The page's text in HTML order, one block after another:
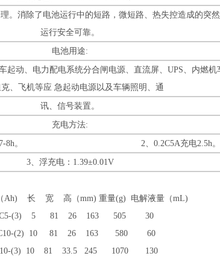
。消除了电池运行中的短路，微短路、热失控造成的突
运行安全可靠。
电池用途:
起动、电力配电系统分合闸电源、直流屏、UPS、内燃机
、飞机等应 急起动电源以及车辆照明、通
讯、信号装置。
充电方法:
0.2C充7-8h。 2、0.2C5A充电2.5h。
3、浮充电：1.39±0.01V
Ah) 长 宽 高（mm) 重量(g) 电解液量（mL)
(3) 5 81 26 163 505 30
(2) 10 81 26 163 580 60
(3) 10 81 33.5 245 1070 130